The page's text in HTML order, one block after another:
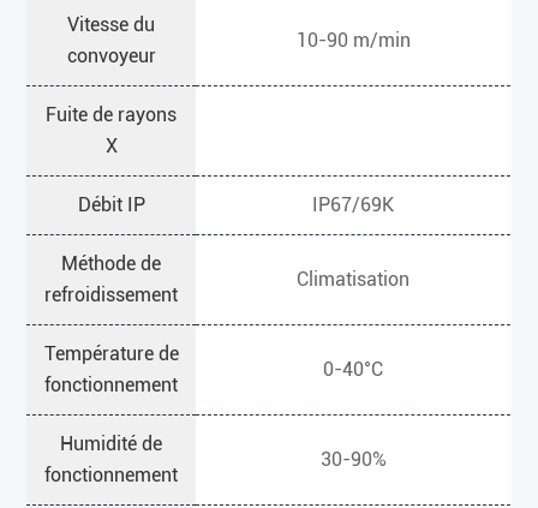
Vitesse du
convoyeur
10-90 m/min
Fuite de rayons
X
Débit IP IP67/69K
Méthode de
refroidissement
Climatisation
Température de
fonctionnement
0-40°C
Humidité de
fonctionnement
30-90%